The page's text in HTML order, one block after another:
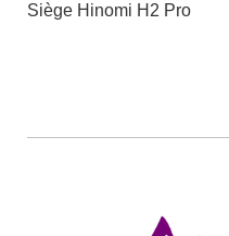
Siège Hinomi H2 Pro